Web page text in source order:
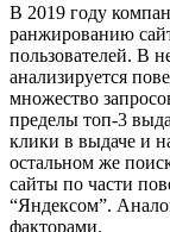
В 2019 году
ранжированию
пользователей. В
анализируется
множество
пределы топ-3
клики в выдаче и
остальном же
сайты по части
“Яндексом”.
факторами.